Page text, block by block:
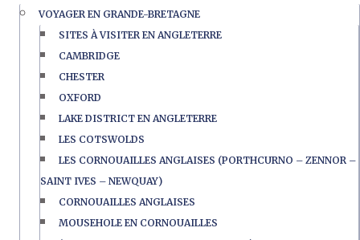
VOYAGER EN GRANDE-BRETAGNE
SITES À VISITER EN ANGLETERRE
CAMBRIDGE
CHESTER
OXFORD
LAKE DISTRICT EN ANGLETERRE
LES COTSWOLDS
LES CORNOUAILLES ANGLAISES (PORTHCURNO – ZENNOR –
SAINT IVES – NEWQUAY)
CORNOUAILLES ANGLAISES
MOUSEHOLE EN CORNOUAILLES